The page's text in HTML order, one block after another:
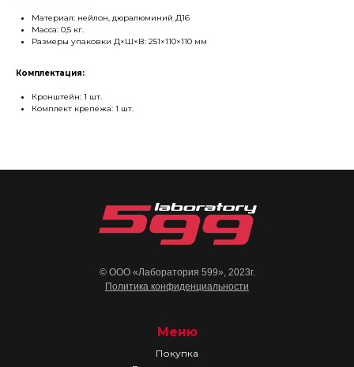
Материал: нейлон, дюралюминий Д16
Масса: 0,5 кг.
Размеры упаковки Д×Ш×В: 251×110×110 мм
Комплектация:
Кронштейн: 1 шт.
Комплект крепежа: 1 шт.
Меню
© ООО «Лаборатория 599», 2023г.
Политика конфиденциальности
Покупка